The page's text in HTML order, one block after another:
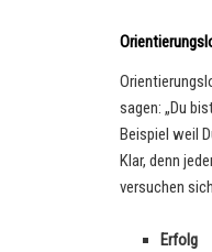
sagen: „Du
Beispiel weil
Klar, denn
versuchen
Erfolg